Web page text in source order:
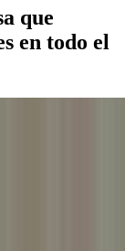
que
en todo el